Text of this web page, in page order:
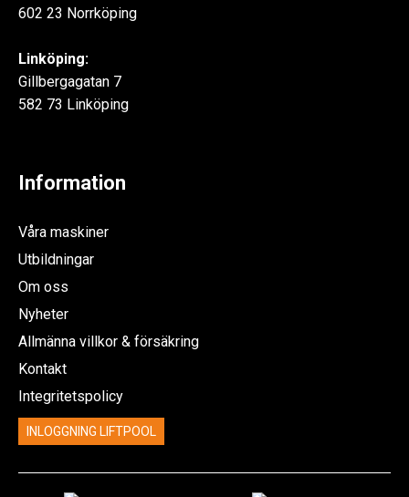
602 23 Norrköping
Linköping:
Gillbergagatan 7
582 73 Linköping
Information
Våra maskiner
Utbildningar
Om oss
Nyheter
Allmänna villkor & försäkring
Kontakt
Integritetspolicy
INLOGGNING LIFTPOOL